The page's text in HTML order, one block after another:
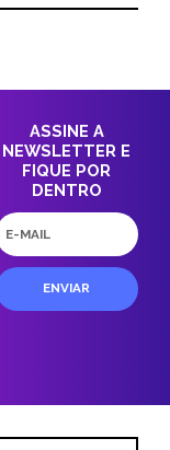
ASSINE A
NEWSLETTER E
FIQUE POR
DENTRO
ENVIAR